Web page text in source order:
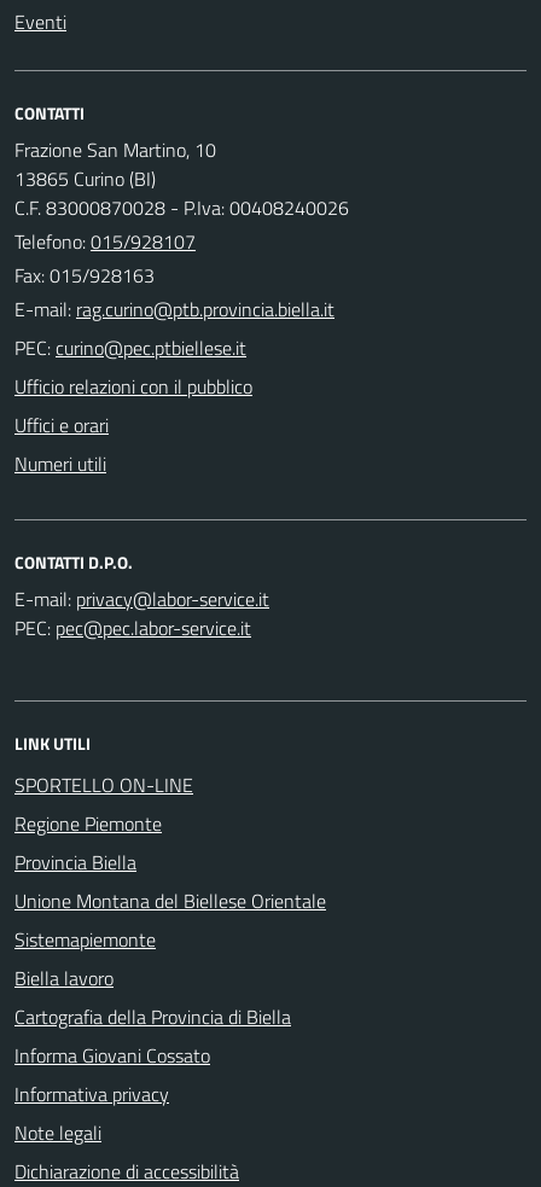
Eventi
CONTATTI
Frazione San Martino, 10
13865 Curino (BI)
C.F. 83000870028 - P.Iva: 00408240026
Telefono:015/928107
Fax: 015/928163
E-mail:
PEC:
Ufficio relazioni con il pubblico
Uffici e orari
Numeri utili
CONTATTI D.P.O.
E-mail:
PEC:
LINK UTILI
SPORTELLO ON-LINE
Regione Piemonte
Provincia Biella
Unione Montana del Biellese Orientale
Sistemapiemonte
Biella lavoro
Cartografia della Provincia di Biella
Informa Giovani Cossato
Informativa privacy
Note legali
Dichiarazione di accessibilità